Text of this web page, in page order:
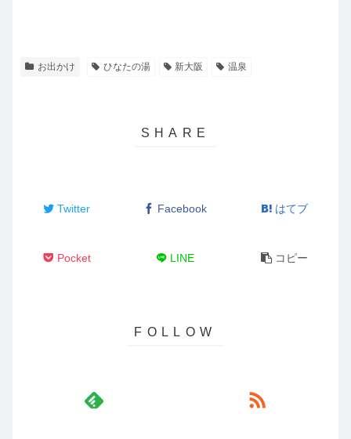
お出かけ ひなたの湯 新大阪 温泉
Twitter Facebook はてブ
Pocket LINE コピー